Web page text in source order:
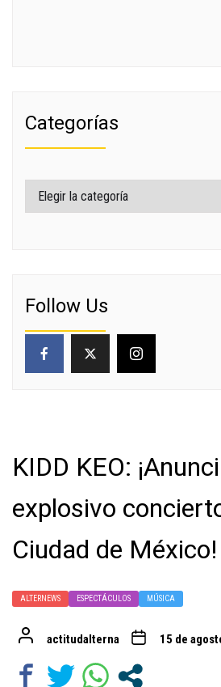
KIDD KEO:
explosivo
Ciudad de México!
ALTERNEWS ESPECTÁCULOS MÚSICA
actitudalterna 15 de
Categorías
Categorías
Follow Us